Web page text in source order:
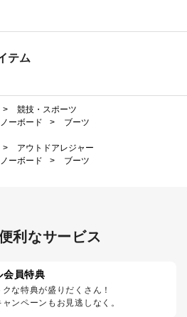
テム
>
競技・スポーツ
ーボード >
ブーツ
>
アウトドアレジャー
ーボード >
ブーツ
利なサービス
会員特典
な特典が盛りだくさん！
ンペーンもお見逃しなく。